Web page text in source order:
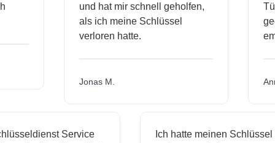
und hat mir schnell geholfen,
als ich meine Schlüssel
verloren hatte.
Jonas M.
Service
Ich hatte meinen Schlüssel